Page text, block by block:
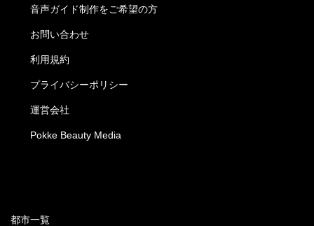
音声ガイド制作をご希望の方
お問い合わせ
利用規約
プライバシーポリシー
運営会社
Pokke Beauty Media
都市一覧